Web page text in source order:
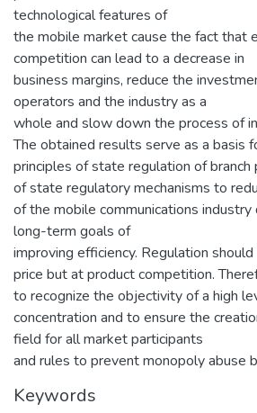
technological features of
the mobile market cause the fact that
competition can lead to a decrease in
business margins, reduce the
operators and the industry as a
whole and slow down the process of
The obtained results serve as a basis
principles of state regulation of branch
of state regulatory mechanisms to
of the mobile communications
long-term goals of
improving efficiency. Regulation
price but at product competition.
to recognize the objectivity of a high
concentration and to ensure the
field for all market participants
and rules to prevent monopoly abuse
Keywords